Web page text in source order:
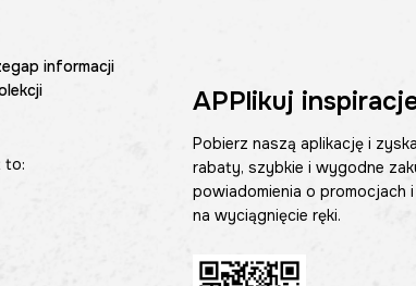
informacji
to:
APPlikuj
Pobierz naszą aplikację i
rabaty, szybkie i wygodne
powiadomienia o promocjach
na wyciągnięcie ręki.